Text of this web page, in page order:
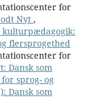
for
Nyt ,
kulturpædagogik:
flersprogethed
for
Dansk som
sprog- og
Dansk som